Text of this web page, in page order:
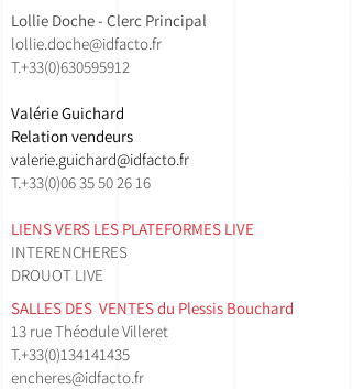
Lollie Doche - Clerc Principal
lollie.doche@idfacto.fr
T.+33(0)630595912
Valérie Guichard
Relation vendeurs
valerie.guichard@idfacto.fr
T.+33(0)06 35 50 26 16
LIENS VERS LES PLATEFORMES LIVE
INTERENCHERES
DROUOT LIVE
SALLES DES VENTES ​du Plessis Bouchard
13 rue Théodule Villeret
T.+33(0)134141435​
encheres@idfacto.fr